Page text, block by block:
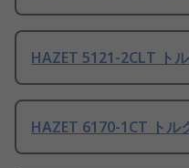
HAZET 5121-2CLT ト
HAZET 6170-1CT トル